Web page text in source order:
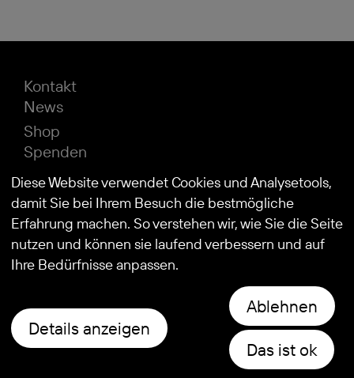
© 2026Stiftung Kind und Autismus
Kontakt
News
Shop
Spenden
Impressum
Datenschutz
Diese Website verwendet Cookies und Analysetools,
damit Sie bei Ihrem Besuch die bestmögliche
Erfahrung machen. So verstehen wir, wie Sie die Seite
nutzen und können sie laufend verbessern und auf
Ihre Bedürfnisse anpassen.
Details anzeigen
Ablehnen
Das ist ok